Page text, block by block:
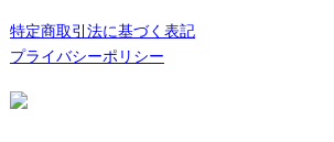
特定商取引法に基づく表記
プライバシーポリシー